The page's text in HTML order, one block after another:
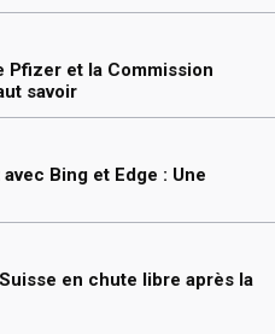
Pfizer et la Commission
savoir
Bing et Edge : Une
en chute libre après la